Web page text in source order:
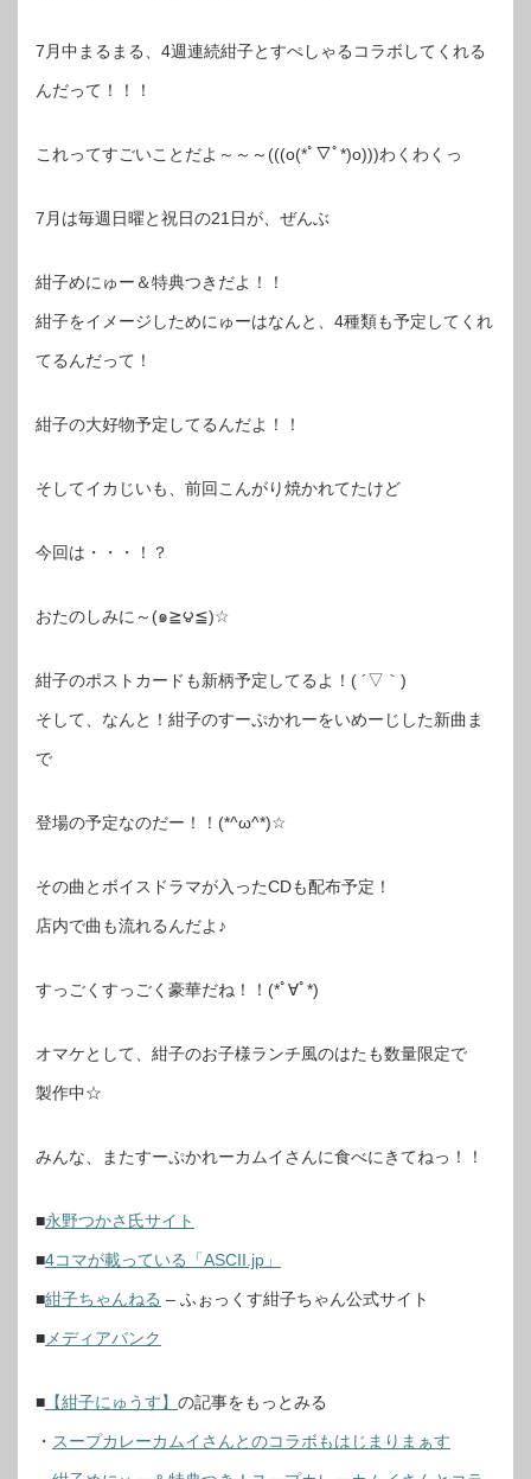
7月中まるまる、4週連続紺子とすぺしゃるコラボしてくれる
んだって！！！
これってすごいことだよ～～～(((o(*ﾟ▽ﾟ*)o)))わくわくっ
7月は毎週日曜と祝日の21日が、ぜんぶ
紺子めにゅー＆特典つきだよ！！
紺子をイメージしためにゅーはなんと、4種類も予定してくれ
てるんだって！
紺子の大好物予定してるんだよ！！
そしてイカじいも、前回こんがり焼かれてたけど
今回は・・・！？
おたのしみに～(๑≧౪≦)☆
紺子のポストカードも新柄予定してるよ！( ´▽｀)
そして、なんと！紺子のすーぷかれーをいめーじした新曲ま
で
登場の予定なのだー！！(*^ω^*)☆
その曲とボイスドラマが入ったCDも配布予定！
店内で曲も流れるんだよ♪
すっごくすっごく豪華だね！！(*ﾟ∀ﾟ*)
オマケとして、紺子のお子様ランチ風のはたも数量限定で
製作中☆
みんな、またすーぷかれーカムイさんに食べにきてねっ！！
■永野つかさ氏サイト
■4コマが載っている「ASCII.jp」
■紺子ちゃんねる – ふぉっくす紺子ちゃん公式サイト
■ メディアバンク
■ 【紺子にゅうす】 の記事をもっとみる
・ スープカレーカムイさんとのコラボもはじまりまぁす